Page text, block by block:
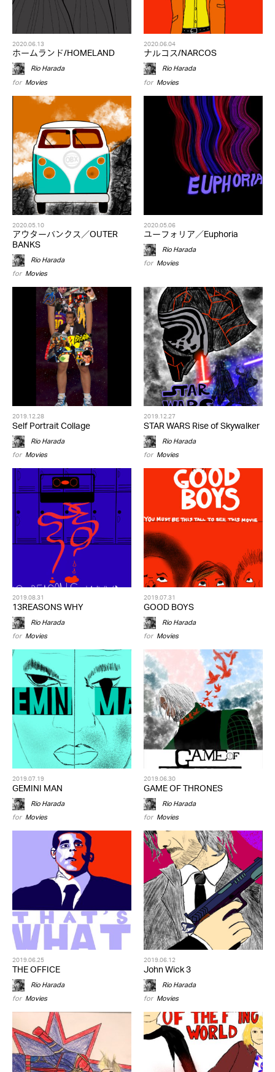
2020.06.13
ホームランド/HOMELAND
Rio Harada
for Movies
2020.06.04
ナルコス/NARCOS
Rio Harada
for Movies
2020.05.10
アウターバンクス／OUTER
BANKS
Rio Harada
for Movies
2020.05.06
ユーフォリア／Euphoria
Rio Harada
for Movies
2019.12.28
Self Portrait Collage
Rio Harada
for Movies
2019.12.27
STAR WARS Rise of Skywalker
Rio Harada
for Movies
2019.08.31
13REASONS WHY
Rio Harada
for Movies
2019.07.31
GOOD BOYS
Rio Harada
for Movies
2019.07.19
GEMINI MAN
Rio Harada
for Movies
2019.06.30
GAME OF THRONES
Rio Harada
for Movies
2019.06.25
THE OFFICE
Rio Harada
for Movies
2019.06.12
John Wick 3
Rio Harada
for Movies